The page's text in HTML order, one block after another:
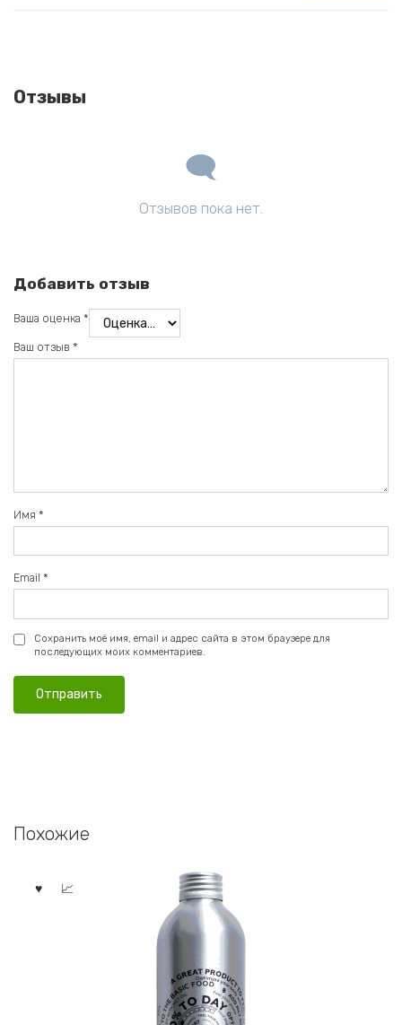
Отзывы
Отзывов пока нет.
Добавить отзыв
Ваша оценка *
Ваш отзыв *
Имя *
Email *
Сохранить моё имя, email и адрес сайта в этом браузере для
последующих моих комментариев.
Похожие